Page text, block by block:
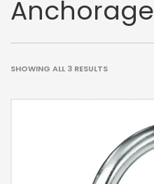
SHOWING ALL 3 RESULTS